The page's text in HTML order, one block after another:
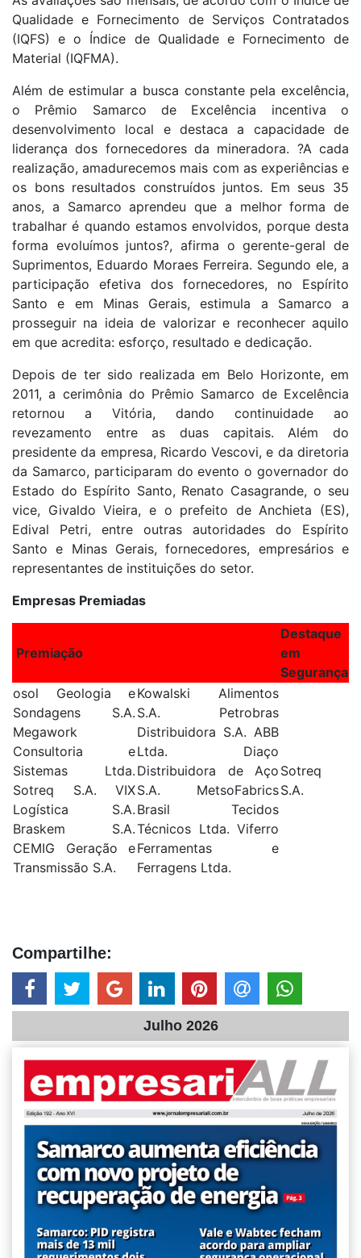
Qualidade e Fornecimento de Serviços Contratados
(IQFS) e o Índice de Qualidade e Fornecimento de
Material (IQFMA).
Além de estimular a busca constante pela excelência,
o Prêmio Samarco de Excelência incentiva o
desenvolvimento local e destaca a capacidade de
liderança dos fornecedores da mineradora. ?A cada
realização, amadurecemos mais com as experiências e
os bons resultados construídos juntos. Em seus 35
anos, a Samarco aprendeu que a melhor forma de
trabalhar é quando estamos envolvidos, porque desta
forma evoluímos juntos?, afirma o gerente-geral de
Suprimentos, Eduardo Moraes Ferreira. Segundo ele, a
participação efetiva dos fornecedores, no Espírito
Santo e em Minas Gerais, estimula a Samarco a
prosseguir na ideia de valorizar e reconhecer aquilo
em que acredita: esforço, resultado e dedicação.
Depois de ter sido realizada em Belo Horizonte, em
2011, a cerimônia do Prêmio Samarco de Excelência
retornou a Vitória, dando continuidade ao
revezamento entre as duas capitais. Além do
presidente da empresa, Ricardo Vescovi, e da diretoria
da Samarco, participaram do evento o governador do
Estado do Espírito Santo, Renato Casagrande, o seu
vice, Givaldo Vieira, e o prefeito de Anchieta (ES),
Edival Petri, entre outras autoridades do Espírito
Santo e Minas Gerais, fornecedores, empresários e
representantes de instituições do setor.
Empresas Premiadas
Premiação
Destaque
em
Segurança
osol Geologia e
Sondagens S.A.
Megawork
Consultoria e
Sistemas Ltda.
Sotreq S.A. VIX
Logística S.A.
Braskem S.A.
CEMIG Geração e
Transmissão S.A.
Kowalski Alimentos
S.A. Petrobras
Distribuidora S.A. ABB
Ltda. Diaço
Distribuidora de Aço
S.A. MetsoFabrics
Brasil Tecidos
Técnicos Ltda. Viferro
Ferramentas e
Ferragens Ltda.
Sotreq
S.A.
Compartilhe:
Julho 2026